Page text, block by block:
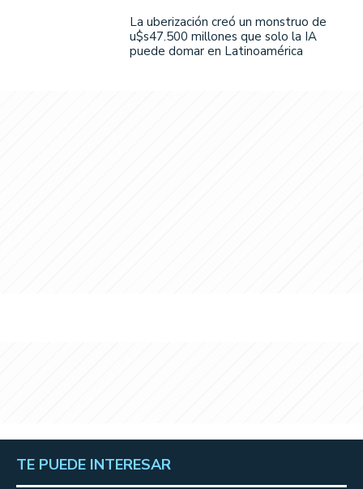
La uberización creó un monstruo de
u$s47.500 millones que solo la IA
puede domar en Latinoamérica
TE PUEDE INTERESAR